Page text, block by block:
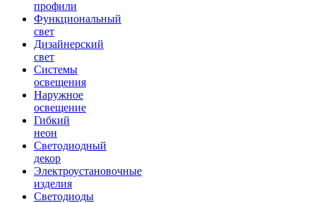
профили
Функциональный
свет
Дизайнерский
свет
Системы
освещения
Наружное
освещение
Гибкий
неон
Светодиодный
декор
Электроустановочные
изделия
Светодиоды